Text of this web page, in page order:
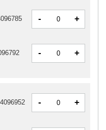
- +
- +
- +